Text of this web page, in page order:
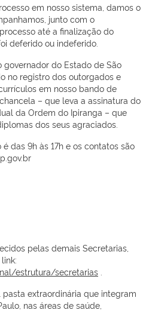
em nosso sistema, damos o
junto com o
até a finalização do
deferido ou indeferido.
do Estado de São
no registro dos outorgados e
em nosso bando de
– que leva a assinatura do
da Ordem do Ipiranga – que
dos seus agraciados.
das 9h às 17h e os contatos são
pelas demais Secretarias,
estrutura/secretarias
extraordinária que integram
nas áreas de saúde,